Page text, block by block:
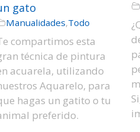
gato
Manualidades,Todo
compartimos esta
técnica de pintura
acuarela, utilizando
Aquarelo, para
hagas un gatito o tu
preferido.